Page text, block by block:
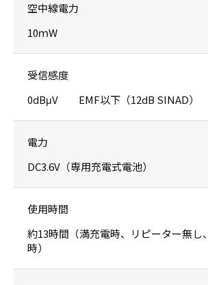
空中線電力
10ｍW
受信感度
0dBμV EMF以下（12dB SINAD）
電力
DC3.6V（専用充電式電池）
使用時間
約13時間（満充電時、リピーター無し
時）